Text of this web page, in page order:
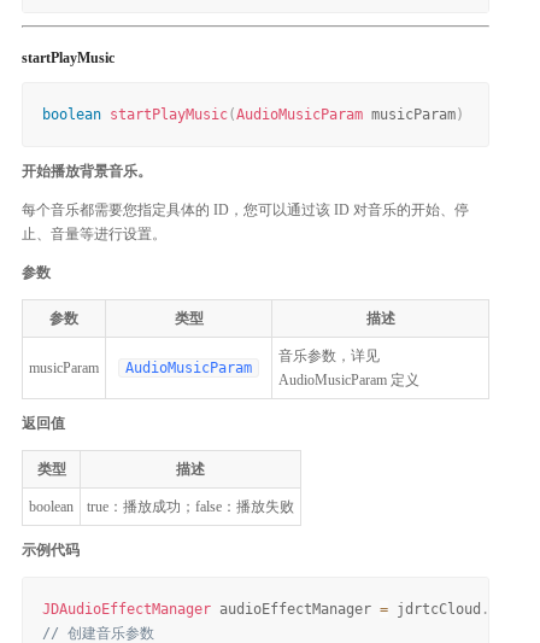
startPlayMusic
boolean startPlayMusic(AudioMusicParam musicParam)
开始播放背景音乐。
每个音乐都需要您指定具体的 ID，您可以通过该 ID 对音乐的开始、停
止、音量等进行设置。
参数
参数 类型 描述
musicParam AudioMusicParam
音乐参数，详见
AudioMusicParam 定义
返回值
类型 描述
boolean true：播放成功；false：播放失败
示例代码
JDAudioEffectManager audioEffectManager = jdrtcCloud .
// 创建音乐参数